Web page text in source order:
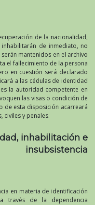
de la nacionalidad,
de inmediato, no
mantenidos en el archivo
el fallecimiento de la persona
en cuestión será declarado
a las cédulas de identidad
la autoridad competente en
las visas o condición de
de esta disposición acarreará
civiles y penales.
inhabilitación e
insubsistencia
en materia de identificación
través de la dependencia